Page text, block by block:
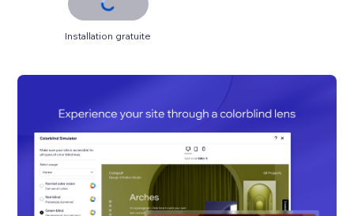
Installation gratuite